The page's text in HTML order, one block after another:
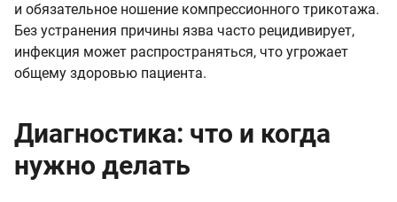
и обязательное ношение компрессионного трикотажа.
Без устранения причины язва часто рецидивирует,
инфекция может распространяться, что угрожает
общему здоровью пациента.
Диагностика: что и когда
нужно делать